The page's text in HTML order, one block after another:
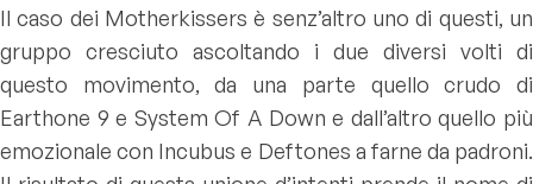
Il caso dei Motherkissers è senz’altro uno di questi, un
gruppo cresciuto ascoltando i due diversi volti di
questo movimento, da una parte quello crudo di
Earthone 9 e System Of A Down e dall’altro quello più
emozionale con Incubus e Deftones a farne da padroni.